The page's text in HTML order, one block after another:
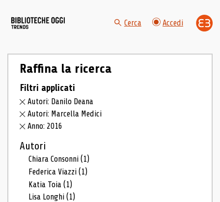
Cerca Accedi
Raffina la ricerca
Filtri applicati
Autori: Danilo Deana
Autori: Marcella Medici
Anno: 2016
Autori
Chiara Consonni(1)
Federica Viazzi(1)
Katia Toia(1)
Lisa Longhi(1)